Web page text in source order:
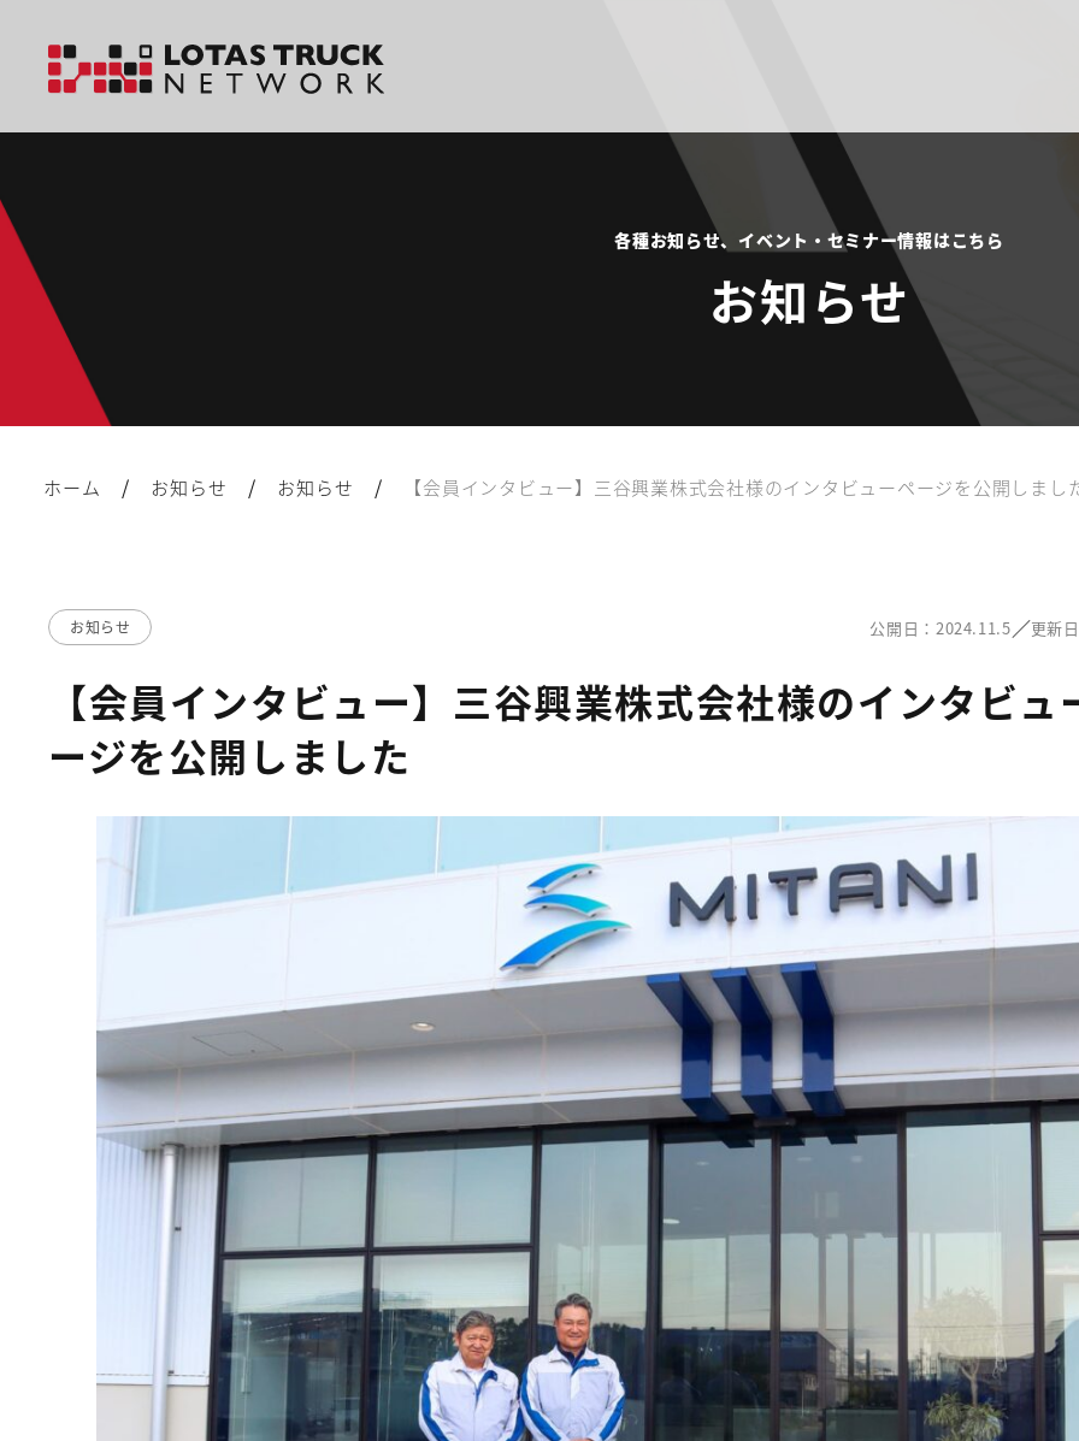
各種お知らせ、イベント・セミナー情報はこちら
お知らせ
ホーム / お知らせ / お知らせ / 【会員インタビュー】三谷興業株式会社様のインタビューページを公開しまし
お知らせ 公開日：2024.11.5／更新
【会員インタビュー】三谷興業株式会社様のインタビュ
ージを公開しました